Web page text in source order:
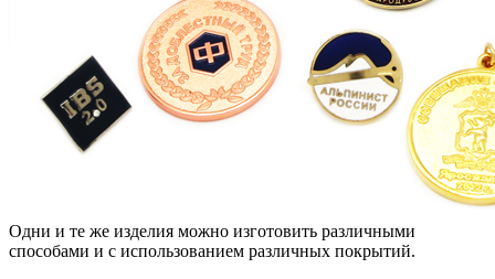
Одни и те же изделия можно изготовить различными
способами и с использованием различных покрытий.